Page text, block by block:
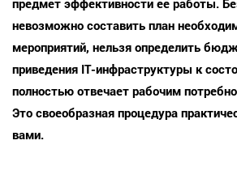
предмет эффективности ее работы.
невозможно составить план
мероприятий, нельзя определить
приведения IT-инфраструктуры к
полностью отвечает рабочим
Это своеобразная процедура
вами.